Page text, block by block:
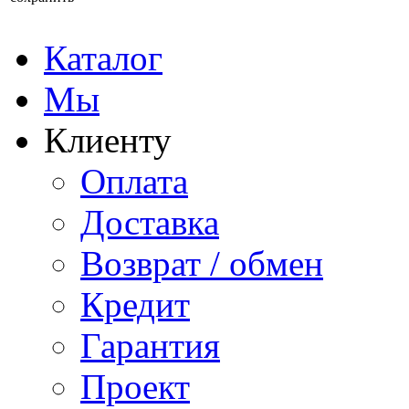
Каталог
Мы
Клиенту
Оплата
Доставка
Возврат / обмен
Кредит
Гарантия
Проект